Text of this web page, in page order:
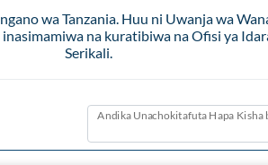
wa Tanzania. Huu ni Uwanja wa
na kuratibiwa na Ofisi ya
Serikali.
Andika Unachokitafuta Hapa Kisha